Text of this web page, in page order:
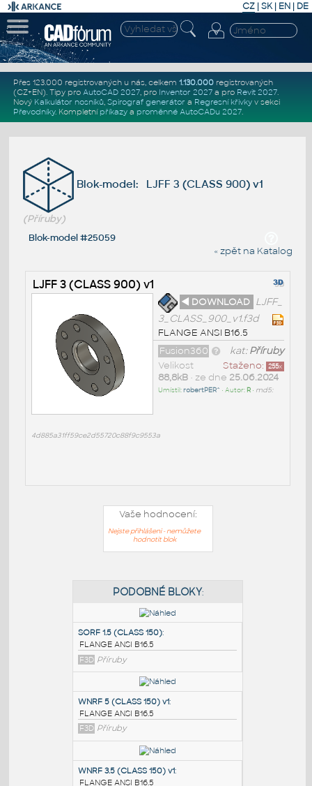
CZ | SK| EN | DE
Přes 123.000 registrovaných u nás, celkem 1.130.000registrovaných
(CZ+EN). Tipy pro AutoCAD 2027, pro Inventor 2027a pro Revit 2027.
Nový Kalkulátor nosníků, Spirograf generátor a Regresní křivkyv sekci
Převodníky. Kompletní příkazya proměnné AutoCADu 2027.
Blok-model: LJFF 3 (CLASS 900) v1
(Příruby)
Blok-model #25059
« zpět na Katalog
LJFF 3 (CLASS 900) v1
◄ DOWNLOAD LJFF_
3_CLASS_900_v1.f3d
FLANGE ANSI B16.5
kat:Příruby
Fusion360
Staženo: 255x
Velikost
88,8kB• ze dne 25.06.2024
Umístil:robertPER^ • Autor: R• md5:
4d885a31ff59ce2d55720c88f9c9553a
Vaše hodnocení:
Nejste přihlášeni - nemůžete
hodnotit blok
PODOBNÉ BLOKY
SORF 1.5 (CLASS 150):
FLANGE ANSI B16.5
F3D Příruby